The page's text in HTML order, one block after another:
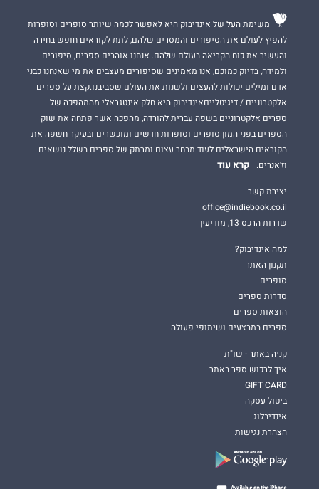
משימת העל של אינדיבוק היא לאפשר לכמה שיותר סופרים וסופרות
להפיץ לעולם את הסיפורים והמסרים שלהם, לתת לקוראים חופש בחירה
והעשיר את כוח הקריאה בעולם שלהם. אנחנו אוהבים ספרים, סיפורים
ולמידה, בדיוק כמוכם, אנו מאמינים שסיפורים מעצבים את מי שאנחנו כבני
אדם ומילים יכולות להעצים ולשנות את העולם שסביבנו.קצת על ספרים
אלקטרוניים / דיגיטלייםאינדיבוק היא חלק אינטגראלי מהמהפכה של
ספרים אלקטרוניים בשפה עברית להורדה, מהפכה אשר פתחה את שוק
הספרים בפני המון סופרים וסופרות חדשים ומוכשרים ובעיקר חשפה את
הקוראים הישראלים לעוד מבחר עצום ומרתק של ספרים בשלל נושאים
וז'אנרים.
קרא עוד
יצירת קשר
office@indiebook.co.il
שדרות הרכס 13, מודיעין
למה אינדיבוק?
תקנון האתר
סופרים
סדרות ספרים
הוצאות ספרים
ספרים במבצעים ושיתופי פעולה
קניה באתר - שו"ת
איך לרכוש ספר באתר
GIFT CARD
ביטול עסקה
אינדיבלוג
הצהרת נגישות